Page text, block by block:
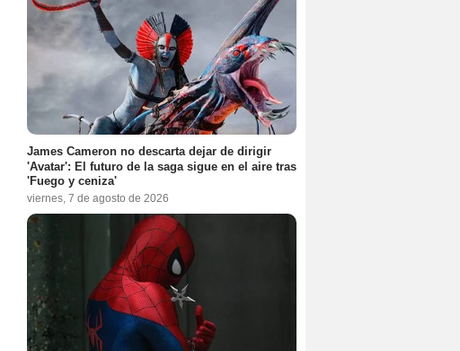
James Cameron no descarta dejar de dirigir
'Avatar': El futuro de la saga sigue en el aire tras
'Fuego y ceniza'
viernes, 7 de agosto de 2026